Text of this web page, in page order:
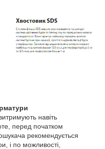
навіть
перед початком
рекомендується
і по можливості,